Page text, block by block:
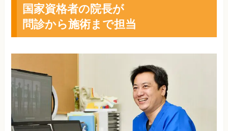
国家資格者の院長が
問診から施術まで担当